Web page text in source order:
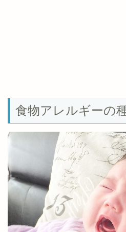
食物アレルギーの